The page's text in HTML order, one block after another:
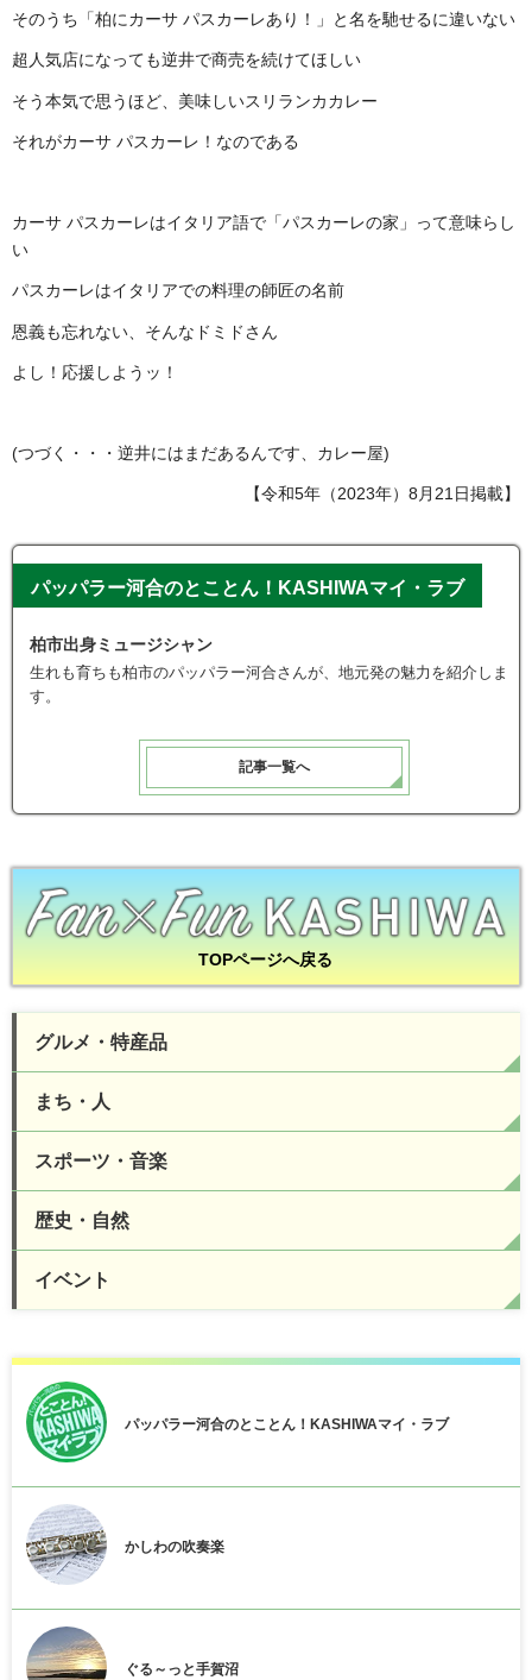
そのうち「柏にカーサ パスカーレあり！」と名を馳せるに違いない
超人気店になっても逆井で商売を続けてほしい
そう本気で思うほど、美味しいスリランカカレー
それがカーサ パスカーレ！なのである
カーサ パスカーレはイタリア語で「パスカーレの家」って意味らし
い
パスカーレはイタリアでの料理の師匠の名前
恩義も忘れない、そんなドミドさん
よし！応援しようッ！
(つづく・・・逆井にはまだあるんです、カレー屋)
【令和5年（2023年）8月21日掲載】
パッパラー河合のとことん！KASHIWAマイ・ラブ
柏市出身ミュージシャン
生れも育ちも柏市のパッパラー河合さんが、地元発の魅力を紹介しま
す。
記事一覧へ
TOPページへ戻る
グルメ・特産品
まち・人
スポーツ・音楽
歴史・自然
イベント
パッパラー河合のとことん！KASHIWAマイ・ラブ
かしわの吹奏楽
ぐる～っと手賀沼